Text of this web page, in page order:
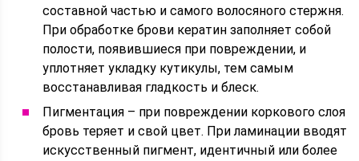
составной частью и самого волосяного стержня.
При обработке брови кератин заполняет собой
полости, появившиеся при повреждении, и
уплотняет укладку кутикулы, тем самым
восстанавливая гладкость и блеск.
Пигментация – при повреждении коркового слоя
бровь теряет и свой цвет. При ламинации вводят
искусственный пигмент, идентичный или более